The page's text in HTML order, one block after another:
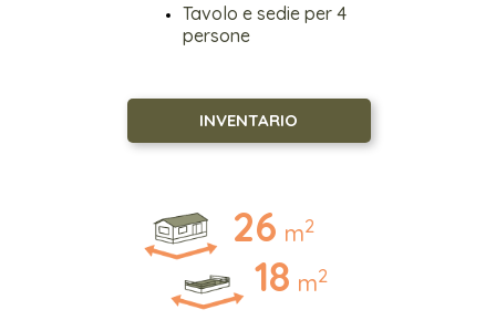
Tavolo e sedie per 4
persone
INVENTARIO
26 m2
18 m2